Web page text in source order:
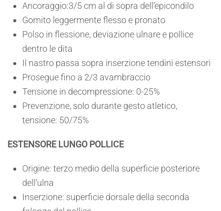
Ancoraggio:3/5 cm al di sopra dell’epicondilo
Gomito leggermente flesso e pronato
Polso in flessione, deviazione ulnare e pollice
dentro le dita
Il nastro passa sopra inserzione tendini estensori
Prosegue fino a 2/3 avambraccio
Tensione in decompressione: 0-25%
Prevenzione, solo durante gesto atletico,
tensione: 50/75%
ESTENSORE LUNGO POLLICE
Origine: terzo medio della superficie posteriore
dell’ulna
Inserzione: superficie dorsale della seconda